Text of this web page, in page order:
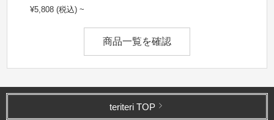
¥5,808 (税込) ~
商品一覧を確認
teriteri TOP